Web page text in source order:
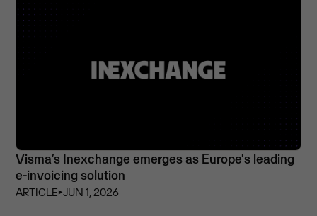
Visma’s Inexchange emerges as Europe's leading
e-invoicing solution
ARTICLE⏵JUN 1, 2026